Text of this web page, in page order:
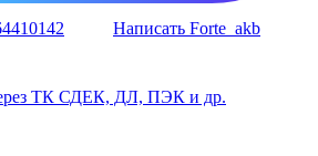
Написать Forte_akb
ТК СДЕК, ДЛ, ПЭК и др.